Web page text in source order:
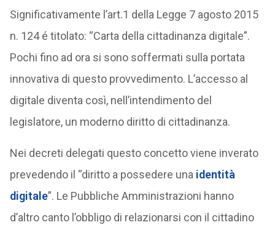
Significativamente l’art.1 della Legge 7 agosto 2015
n. 124 é titolato: “Carta della cittadinanza digitale”.
Pochi fino ad ora si sono soffermati sulla portata
innovativa di questo provvedimento. L’accesso al
digitale diventa così, nell’intendimento del
legislatore, un moderno diritto di cittadinanza.
Nei decreti delegati questo concetto viene inverato
prevedendo il “diritto a possedere una identità
digitale”. Le Pubbliche Amministrazioni hanno
d’altro canto l’obbligo di relazionarsi con il cittadino